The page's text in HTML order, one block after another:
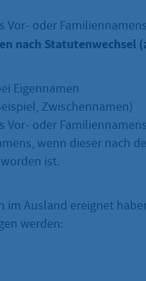
Vor- oder Familiennamens
nach Statutenwechsel
Eigennamen
Zwischennamen)
Vor- oder Familiennamens
wenn dieser nach
ist.
im Ausland ereignet
werden: